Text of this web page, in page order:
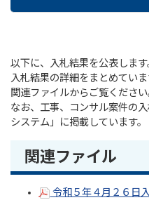
以下に、入札結果を公表します
入札結果の詳細をまとめていま
関連ファイルからご覧ください
なお、工事、コンサル案件の
システム」に掲載しています。
関連ファイル
令和５年４月２６日